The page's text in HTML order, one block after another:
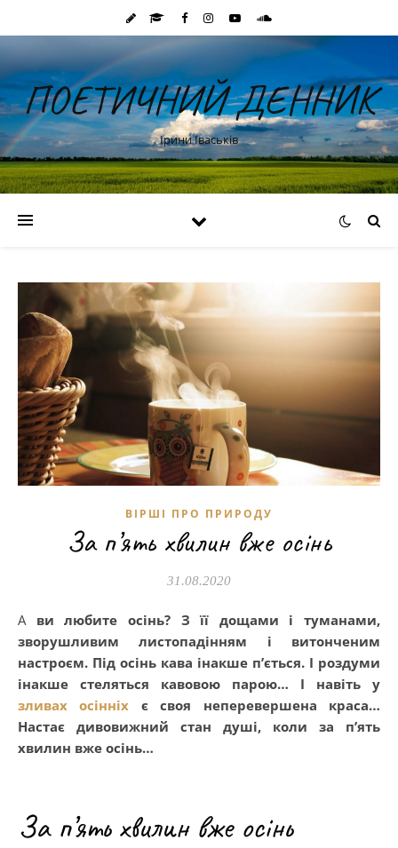
ПОЕТИЧНИЙ ДЕННИК
Ірини Іваськів
ВІРШІ ПРО ПРИРОДУ
За п’ять хвилин вже осінь
31.08.2020
А ви любите осінь? З її дощами і туманами,
зворушливим листопадінням і витонченим
настроєм. Під осінь кава інакше п’ється. І роздуми
інакше стеляться кавовою парою… І навіть у
зливах осінніх є своя неперевершена краса…
Настає дивовижний стан душі, коли за п’ять
хвилин вже осінь…
За п’ять хвилин вже осінь